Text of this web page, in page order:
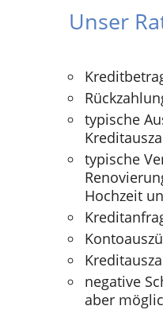
Unser
typische
typische
Hochzeit
negative
aber